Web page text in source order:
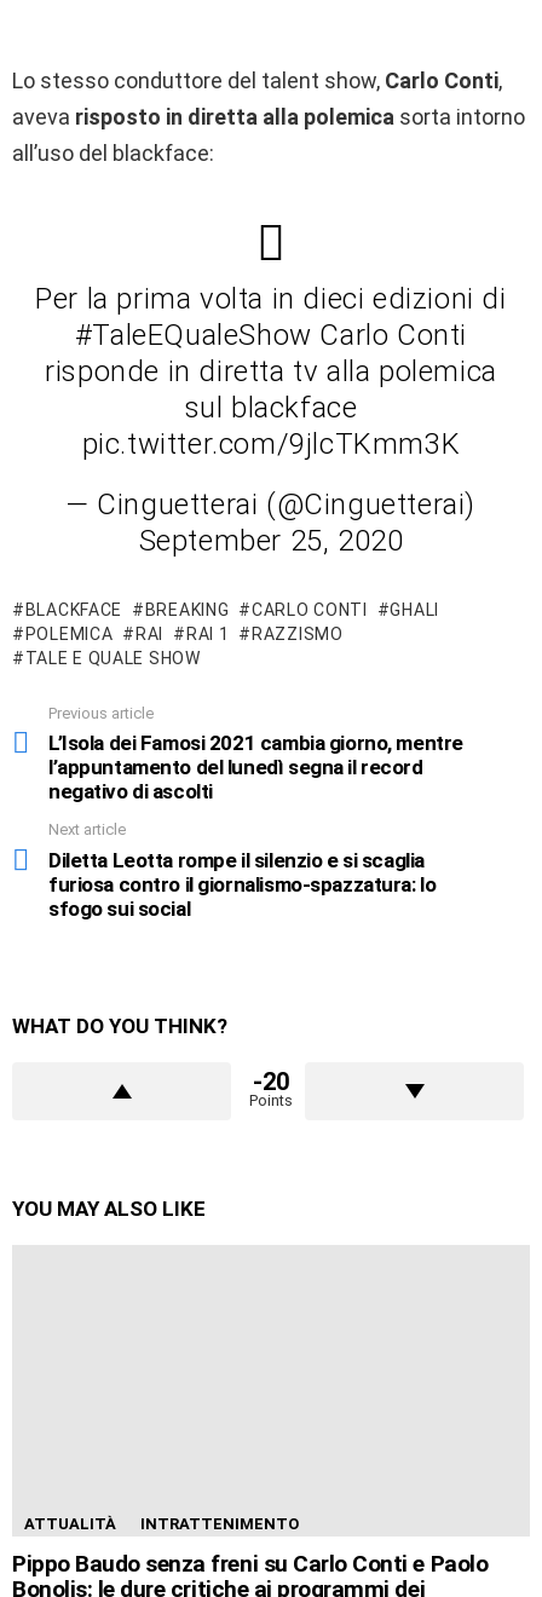
Lo stesso conduttore del talent show, Carlo Conti,
aveva risposto in diretta alla polemica sorta intorno
all’uso del blackface:
Per la prima volta in dieci edizioni di
#TaleEQualeShow Carlo Conti
risponde in diretta tv alla polemica
sul blackface
pic.twitter.com/9jlcTKmm3K
— Cinguetterai (@Cinguetterai)
September 25, 2020
BLACKFACE BREAKING CARLO CONTI
GHALI
POLEMICA
RAI RAI 1
RAZZISMO
TALE E QUALE SHOW
more
Previous article
L’Isola dei Famosi 2021 cambia giorno, mentre
l’appuntamento del lunedì segna il record
negativo di ascolti
Next article
Diletta Leotta rompe il silenzio e si scaglia
furiosa contro il giornalismo-spazzatura: lo
sfogo sui social
WHAT DO YOU THINK?
-20
Points
YOU MAY ALSO LIKE
ATTUALITÀ INTRATTENIMENTO
Pippo Baudo senza freni su Carlo Conti e Paolo
Bonolis: le dure critiche ai programmi dei